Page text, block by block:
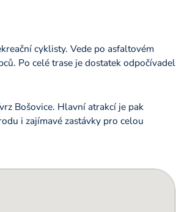
cyklisty. Vede po asfaltovém
Po celé trase je dostatek odpočívadel
Bošovice. Hlavní atrakcí je pak
i zajímavé zastávky pro celou